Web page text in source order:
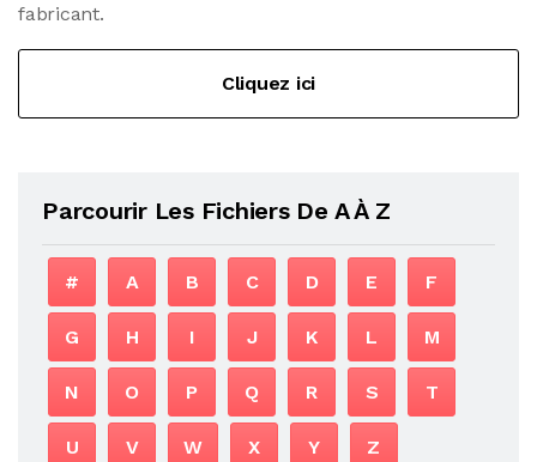
fabricant.
Cliquez ici
Parcourir Les Fichiers De A À Z
# A B C D E F
G H I J K L M
N O P Q R S T
U V W X Y Z